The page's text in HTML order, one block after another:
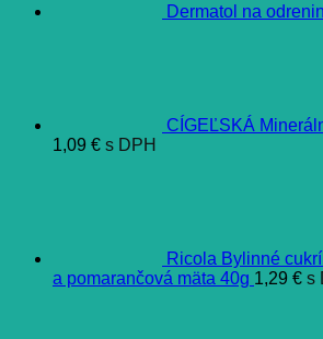
Dermatol na
CÍGEĽSKÁ
1,09 € s DPH
Ricola Bylinné
a pomarančová mäta 40g 1,29 € s